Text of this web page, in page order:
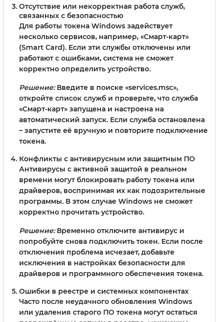
Отсутствие или некорректная работа служб,
связанных с безопасностью
Для работы токена Windows задействует
несколько сервисов, например, «Смарт-карт»
(Smart Card). Если эти службы отключены или
работают с ошибками, система не сможет
корректно определить устройство.
Решение:Введите в поиске «services.msc»,
откройте список служб и проверьте, что служба
«Смарт-карт» запущена и настроена на
автоматический запуск. Если служба остановлена
– запустите её вручную и повторите подключение
токена.
Конфликты с антивирусным или защитным ПО
Антивирусы с активной защитой в реальном
времени могут блокировать работу токена или
драйверов, воспринимая их как подозрительные
программы. В этом случае Windows не сможет
корректно прочитать устройство.
Решение:Временно отключите антивирус и
попробуйте снова подключить токен. Если после
отключения проблема исчезает, добавьте
исключения в настройках безопасности для
драйверов и программного обеспечения токена.
Ошибки в реестре и системных компонентах
Часто после неудачного обновления Windows
или удаления старого ПО токена могут остаться